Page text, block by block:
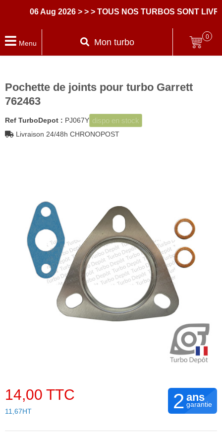
06 Aug 2026 > > > TOUS NOS TURBOS SONT
Menu Mon turbo
0
Pochette de joints pour turbo Garrett
762463
Ref TurboDepot : PJ067Y dispo en stock
Livraison 24/48h CHRONOPOST
14,00 TTC
11,67HT 2 ans
garantie